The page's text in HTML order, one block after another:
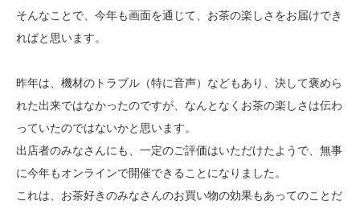
そんなことで、今年も画面を通じて、お茶の楽しさをお届けでき
ればと思います。
昨年は、機材のトラブル（特に音声）などもあり、決して褒めら
れた出来ではなかったのですが、なんとなくお茶の楽しさは伝わ
っていたのではないかと思います。
出店者のみなさんにも、一定のご評価はいただけたようで、無事
に今年もオンラインで開催できることになりました。
これは、お茶好きのみなさんのお買い物の効果もあってのことだ